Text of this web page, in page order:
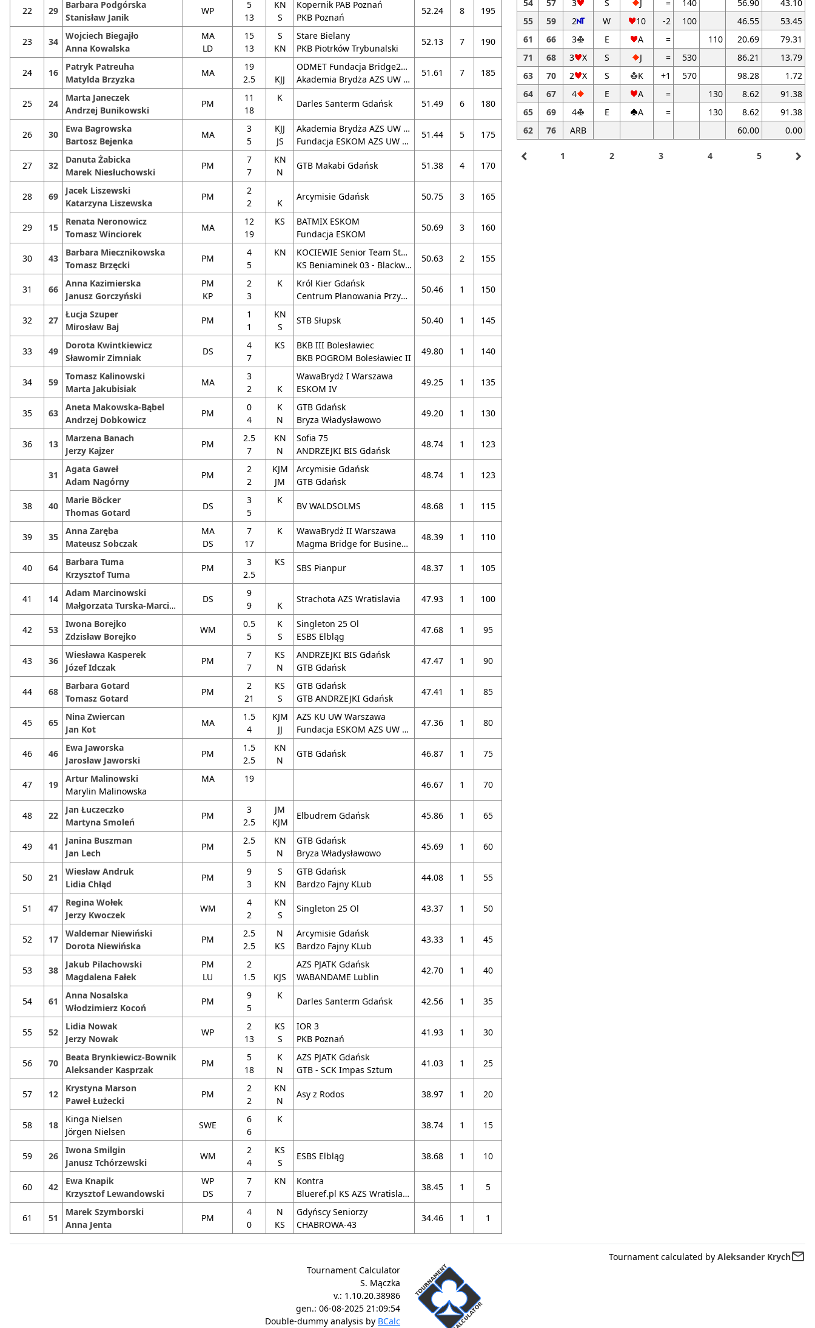
22 29
Barbara Podgórska
Stanisław Janik
WP
5
13
KN
S
Kopernik PAB Poznań
PKB Poznań
52.24 8 195
23 34
Wojciech Biegajło
Anna Kowalska
MA
LD
15
13
S
KN
Stare Bielany
PKB Piotrków Trybunalski
52.13 7 190
24 16
Patryk Patreuha
Matylda Brzyzka
MA
19
2.5
KJJ
ODMET Fundacja Bridge24.pl
Akademia Brydża AZS UW Vyceska
51.61 7 185
25 24
Marta Janeczek
Andrzej Bunikowski
PM
11
18
K
Darles Santerm Gdańsk 51.49 6 180
26 30
Ewa Bagrowska
Bartosz Bejenka
MA
3
5
KJJ
JS
Akademia Brydża AZS UW Vyceska
Fundacja ESKOM AZS UW Warszawa
51.44 5 175
27 32
Danuta Żabicka
Marek Niesłuchowski
PM
7
7
KN
N
GTB Makabi Gdańsk 51.38 4 170
28 69
Jacek Liszewski
Katarzyna Liszewska
PM
2
2
K
Arcymisie Gdańsk 50.75 3 165
29 15
Renata Neronowicz
Tomasz Winciorek
MA
12
19
KS
BATMIX ESKOM
Fundacja ESKOM
50.69 3 160
30 43
Barbara Miecznikowska
Tomasz Brzęcki
PM
4
5
KN
KOCIEWIE Senior Team Starogard Gdański
KS Beniaminek 03 - Blackwood Starogard G
50.63 2 155
31 66
Anna Kazimierska
Janusz Gorczyński
PM
KP
2
3
K
Król Kier Gdańsk
Centrum Planowania Przygód Toruń
50.46 1 150
32 27
Łucja Szuper
Mirosław Baj
PM
1
1
KN
S
STB Słupsk 50.40 1 145
33 49
Dorota Kwintkiewicz
Sławomir Zimniak
DS
4
7
KS
BKB III Bolesławiec
BKB POGROM Bolesławiec II
49.80 1 140
34 59
Tomasz Kalinowski
Marta Jakubisiak
MA
3
2
K
WawaBrydż I Warszawa
ESKOM IV
49.25 1 135
35 63
Aneta Makowska-Bąbel
Andrzej Dobkowicz
PM
0
4
K
N
GTB Gdańsk
Bryza Władysławowo
49.20 1 130
36 13
Marzena Banach
Jerzy Kajzer
PM
2.5
7
KN
N
Sofia 75
ANDRZEJKI BIS Gdańsk
48.74 1 123
31
Agata Gaweł
Adam Nagórny
PM
2
2
KJM
JM
Arcymisie Gdańsk
GTB Gdańsk
48.74 1 123
38 40
Marie Böcker
Thomas Gotard
DS
3
5
K
BV WALDSOLMS 48.68 1 115
39 35
Anna Zaręba
Mateusz Sobczak
MA
DS
7
17
K
WawaBrydż II Warszawa
Magma Bridge for Business KS AZS Wrat. I
48.39 1 110
40 64
Barbara Tuma
Krzysztof Tuma
PM
3
2.5
KS
SBS Pianpur 48.37 1 105
41 14
Adam Marcinowski
Małgorzata Turska-Marcinowska
DS
9
9
K
Strachota AZS Wratislavia 47.93 1 100
42 53
Iwona Borejko
Zdzisław Borejko
WM
0.5
5
K
S
Singleton 25 Ol
ESBS Elbląg
47.68 1 95
43 36
Wiesława Kasperek
Józef Idczak
PM
7
7
KS
N
ANDRZEJKI BIS Gdańsk
GTB Gdańsk
47.47 1 90
44 68
Barbara Gotard
Tomasz Gotard
PM
2
21
KS
S
GTB Gdańsk
GTB ANDRZEJKI Gdańsk
47.41 1 85
45 65
Nina Zwiercan
Jan Kot
MA
1.5
4
KJM
JJ
AZS KU UW Warszawa
Fundacja ESKOM AZS UW Warszawa
47.36 1 80
46 46
Ewa Jaworska
Jarosław Jaworski
PM
1.5
2.5
KN
N
GTB Gdańsk 46.87 1 75
47 19
Artur Malinowski
Marylin Malinowska
MA 19
46.67 1 70
48 22
Jan Łuczeczko
Martyna Smoleń
PM
3
2.5
JM
KJM
Elbudrem Gdańsk 45.86 1 65
49 41
Janina Buszman
Jan Lech
PM
2.5
5
KN
N
GTB Gdańsk
Bryza Władysławowo
45.69 1 60
50 21
Wiesław Andruk
Lidia Chłąd
PM
9
3
S
KN
GTB Gdańsk
Bardzo Fajny KLub
44.08 1 55
51 47
Regina Wołek
Jerzy Kwoczek
WM
4
2
KN
S
Singleton 25 Ol 43.37 1 50
52 17
Waldemar Niewiński
Dorota Niewińska
PM
2.5
2.5
N
KS
Arcymisie Gdańsk
Bardzo Fajny KLub
43.33 1 45
53 38
Jakub Pilachowski
Magdalena Fałek
PM
LU
2
1.5
KJS
AZS PJATK Gdańsk
WABANDAME Lublin
42.70 1 40
54 61
Anna Nosalska
Włodzimierz Kocoń
PM
9
5
K
Darles Santerm Gdańsk 42.56 1 35
55 52
Lidia Nowak
Jerzy Nowak
WP
2
13
KS
S
IOR 3
PKB Poznań
41.93 1 30
56 70
Beata Brynkiewicz-Bownik
Aleksander Kasprzak
PM
5
18
K
N
AZS PJATK Gdańsk
GTB - SCK Impas Sztum
41.03 1 25
57 12
Krystyna Marson
Paweł Łużecki
PM
2
2
KN
N
Asy z Rodos 38.97 1 20
58 18
Kinga Nielsen
Jörgen Nielsen
SWE
6
6
K
38.74 1 15
59 26
Iwona Smilgin
Janusz Tchórzewski
WM
2
4
KS
S
ESBS Elbląg 38.68 1 10
60 42
Ewa Knapik
Krzysztof Lewandowski
WP
DS
7
7
KN
Kontra
Blueref.pl KS AZS Wratislavia II
38.45 1 5
61 51
Marek Szymborski
Anna Jenta
PM
4
0
N
KS
Gdyńscy Seniorzy
CHABROWA-43
34.46 1 1
54
57 3 S J = 140 56.90
43.10
55
59 2 W 10 -2 100 46.55
53.45
61
66 3 E A = 110 20.69
79.31
71
68 3 X S J = 530 86.21
13.79
63
70 2 X S K +1 570 98.28
1.72
64
67 4 E A = 130 8.62
91.38
65
69 4 E A = 130 8.62
91.38
62
76 ARB 60.00 0.00
navigate_before 1 2 3 4 5 navigate_next
Tournament calculated by Aleksander Krychmail_outline
Tournament Calculator
S. Mączka
v.: 1.10.20.38986
gen.: 06-08-2025 21:09:54
Double-dummy analysis by BCalc